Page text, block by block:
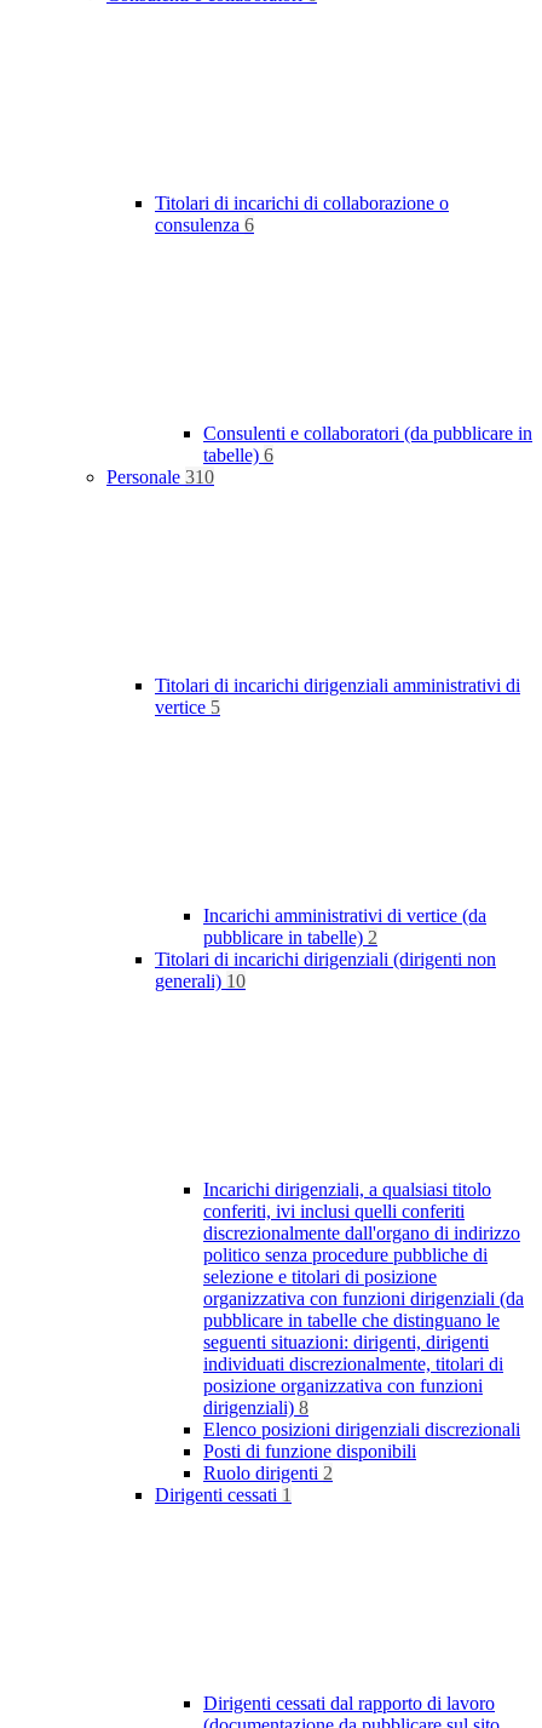
Titolari di incarichi di collaborazione o
consulenza 6
Consulenti e collaboratori (da pubblicare in
tabelle) 6
Personale 310
Titolari di incarichi dirigenziali amministrativi di
vertice 5
Incarichi amministrativi di vertice (da
pubblicare in tabelle) 2
Titolari di incarichi dirigenziali (dirigenti non
generali) 10
Incarichi dirigenziali, a qualsiasi titolo
conferiti, ivi inclusi quelli conferiti
discrezionalmente dall'organo di indirizzo
politico senza procedure pubbliche di
selezione e titolari di posizione
organizzativa con funzioni dirigenziali (da
pubblicare in tabelle che distinguano le
seguenti situazioni: dirigenti, dirigenti
individuati discrezionalmente, titolari di
posizione organizzativa con funzioni
dirigenziali) 8
Elenco posizioni dirigenziali discrezionali
Posti di funzione disponibili
Ruolo dirigenti 2
Dirigenti cessati 1
Dirigenti cessati dal rapporto di lavoro